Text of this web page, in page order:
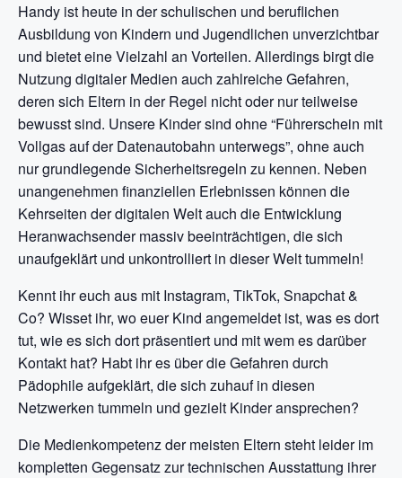
Handy ist heute in der schulischen und beruflichen
Ausbildung von Kindern und Jugendlichen unverzichtbar
und bietet eine Vielzahl an Vorteilen. Allerdings birgt die
Nutzung digitaler Medien auch zahlreiche Gefahren,
deren sich Eltern in der Regel nicht oder nur teilweise
bewusst sind. Unsere Kinder sind ohne “Führerschein mit
Vollgas auf der Datenautobahn unterwegs”, ohne auch
nur grundlegende Sicherheitsregeln zu kennen. Neben
unangenehmen finanziellen Erlebnissen können die
Kehrseiten der digitalen Welt auch die Entwicklung
Heranwachsender massiv beeinträchtigen, die sich
unaufgeklärt und unkontrolliert in dieser Welt tummeln!
Kennt ihr euch aus mit Instagram, TikTok, Snapchat &
Co? Wisset ihr, wo euer Kind angemeldet ist, was es dort
tut, wie es sich dort präsentiert und mit wem es darüber
Kontakt hat? Habt ihr es über die Gefahren durch
Pädophile aufgeklärt, die sich zuhauf in diesen
Netzwerken tummeln und gezielt Kinder ansprechen?
Die Medienkompetenz der meisten Eltern steht leider im
kompletten Gegensatz zur technischen Ausstattung ihrer